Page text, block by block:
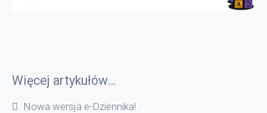
Więcej artykułów…
Nowa wersja e-Dziennika!